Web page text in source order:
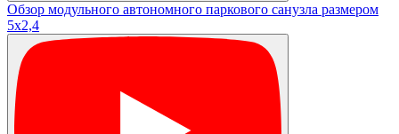
Обзор модульного автономного паркового санузла размером
5х2,4